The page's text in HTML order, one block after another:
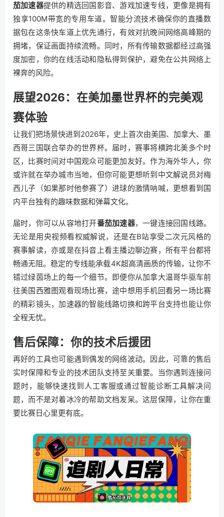
茄加速器提供的精选回国影音、游戏加速专线，更像是拥有
独享100M带宽的专用车道。智能分流技术确保你的直播数
据包在这条快车道上优先通行，有效对抗晚间网络高峰期的
拥堵，保证画面持续流畅。同时，所有传输数据都经过高强
度加密，你的在线活动和隐私得到保护，避免在公共网络上
裸奔的风险。
展望2026：在美加墨世界杯的完美观
赛体验
让我们把场景快进到2026年，史上首次由美国、加拿大、墨
西哥三国联合举办的世界杯。届时，赛事将横跨北美多个时
区，比赛时间对中国观众可能更加友好。作为海外华人，你
或许就在举办城市当地，但你可能更想听到中文解说员对梅
西儿子（如果那时他参赛了）进球的激情呐喊，更想看到国
内平台独有的趣味数据和弹幕文化。
届时，你可以从容地打开番茄加速器，一键连接回国线路。
无论是用央视频看权威解说，还是在B站享受二次元风格的
赛事解读，亦或是在抖音上看主播边聊边赛，所有平台都将
畅通无阻。稳定的专线能承载4K超高清画质的传输，让你不
错过绿茵场上的每一个细节。即便你从加拿大温哥华驱车前
往美国西雅图观看现场比赛，途中想用手机回看另一场比赛
的精彩镜头，加速器的智能线路切换和跨平台支持也能让你
全程无忧。
售后保障：你的技术后援团
再好的工具也可能遇到偶发的网络波动。因此，可靠的售后
实时保障和专业的技术团队支持至关重要。当你遇到连接问
题时，能够快速找到人工客服或通过智能诊断工具解决问
题，而不是对着冰冷的帮助文档发呆。这层保障，让你在重
要比赛日心里更有底。